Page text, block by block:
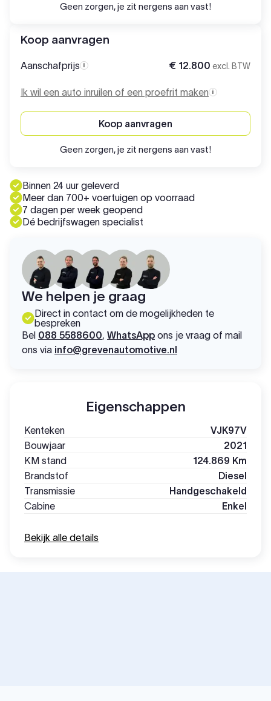
Geen zorgen, je zit nergens aan vast!
Koop aanvragen
Aanschafprijs Aanschafprijs € 12.800 excl. BTW
Ik wil een auto inruilen of een proefrit maken
Koop aanvragen
Geen zorgen, je zit nergens aan vast!
Binnen 24 uur geleverd
Meer dan 700+ voertuigen op voorraad
7 dagen per week geopend
Dé bedrijfswagen specialist
We helpen je graag
Direct in contact om de mogelijkheden te
bespreken
Bel 088 5588600, WhatsApp ons je vraag of mail
ons via info@grevenautomotive.nl
Eigenschappen
Kenteken
VJK97V
Bouwjaar
2021
KM stand
124.869 Km
Brandstof
Diesel
Transmissie
Handgeschakeld
Cabine
Enkel
Bekijk alle details